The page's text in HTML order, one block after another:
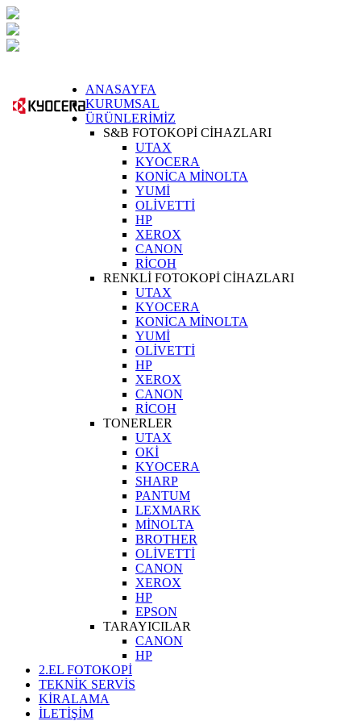
ANASAYFA
KURUMSAL
ÜRÜNLERİMİZ
S&B FOTOKOPİ CİHAZLARI
UTAX
KYOCERA
KONİCA MİNOLTA
YUMİ
OLİVETTİ
HP
XEROX
CANON
RİCOH
RENKLİ FOTOKOPİ CİHAZLARI
UTAX
KYOCERA
KONİCA MİNOLTA
YUMİ
OLİVETTİ
HP
XEROX
CANON
RİCOH
TONERLER
UTAX
OKİ
KYOCERA
SHARP
PANTUM
LEXMARK
MİNOLTA
BROTHER
OLİVETTİ
CANON
XEROX
HP
EPSON
TARAYICILAR
CANON
HP
2.EL FOTOKOPİ
TEKNİK SERVİS
KİRALAMA
İLETİŞİM